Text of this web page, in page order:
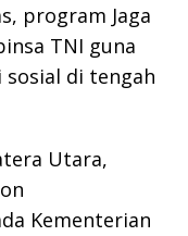
program Jaga
TNI guna
di tengah
Utara,
Kementerian